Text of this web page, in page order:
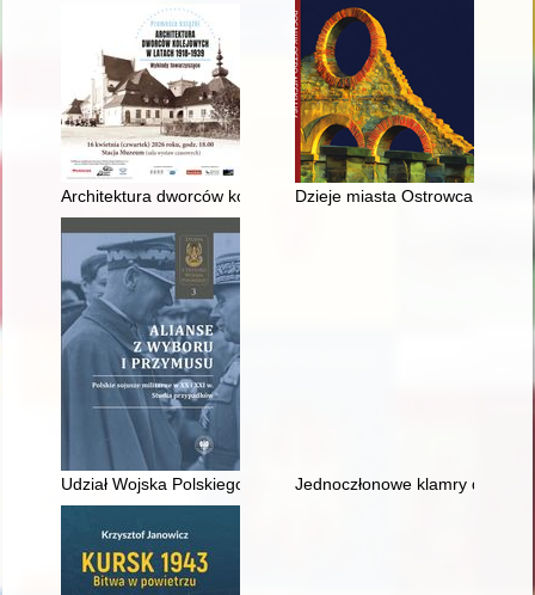
Architektura dworców kolejowych 1918-1939
Dzieje miasta Ostrowca
Udział Wojska Polskiego w Układzie Warszawskim w
Jednoczłonowe klamry do